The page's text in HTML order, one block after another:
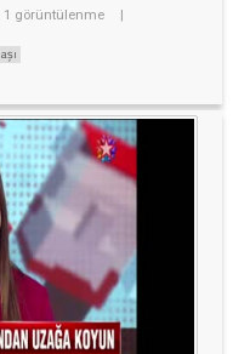
1 görüntülenme
|
aşı